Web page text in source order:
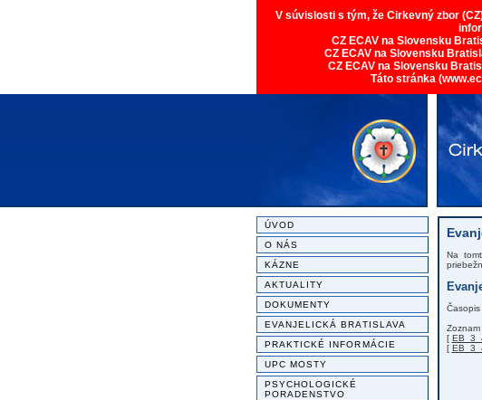
V súvislosti s tým, že Cirkevný zbor
CZ ECAV na Slovensku
CZ ECAV na Slovensku
CZ ECAV na Slovensku
Táto stránka
ÚVOD
O NÁS
KÁZNE
AKTUALITY
DOKUMENTY
EVANJELICKÁ BRATISLAVA
PRAKTICKÉ INFORMÁCIE
UPC MOSTY
PSYCHOLOGICKÉ
PORADENSTVO
Na
[
[